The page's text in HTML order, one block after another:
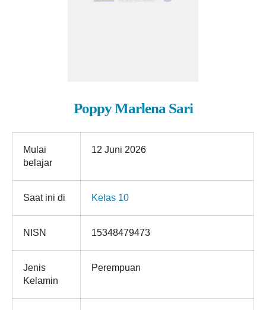
Poppy Marlena Sari
Mulai
belajar
12 Juni 2026
Saat ini di Kelas 10
NISN 15348479473
Jenis
Kelamin
Perempuan